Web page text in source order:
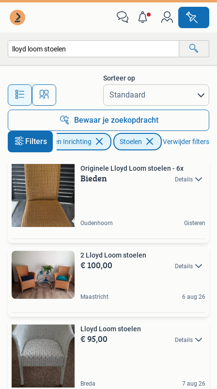
Alle afstanden…
Sorteer op
Bewaar je zoekopdracht
FiltersHuis en Inrichting Stoelen Verwijder filters
Originele Lloyd Loom stoelen - 6x
Bieden Details
Oudenhoorn Gisteren
2 Lloyd Loom stoelen
€ 100,00 Details
Maastricht 6 aug 26
Lloyd Loom stoelen
€ 95,00 Details
Breda 7 aug 26